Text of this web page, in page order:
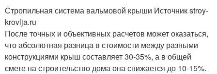
Стропильная система вальмовой крыши Источник stroy-
krovlja.ru
После точных и объективных расчетов может оказаться,
что абсолютная разница в стоимости между разными
конструкциями крыш составляет 30-35%, а в общей
смете на строительство дома она снижается до 10-15%.